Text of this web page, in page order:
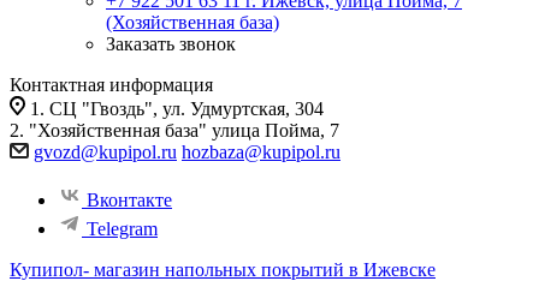
(Хозяйственная база)
Заказать звонок
Контактная информация
1. СЦ "Гвоздь", ул. Удмуртская, 304
2. "Хозяйственная база" улица Пойма, 7
gvozd@kupipol.ru hozbaza@kupipol.ru
Вконтакте
Telegram
Купипол- магазин напольных покрытий в Ижевске